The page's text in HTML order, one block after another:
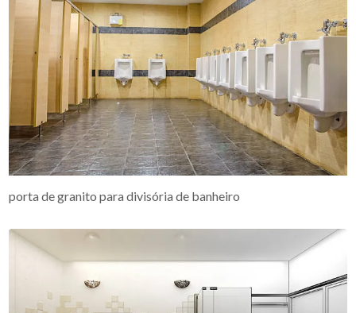
porta de granito para divisória de banheiro